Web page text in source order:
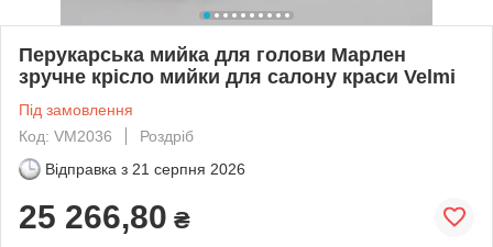
Перукарська мийка для голови Марлен
зручне крісло мийки для салону краси Velmi
Під замовлення
Код: VM2036
Роздріб
Відправка з 21 серпня 2026
25 266,80 ₴